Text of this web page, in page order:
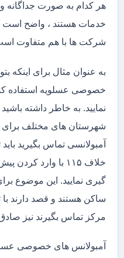
هر کدام به صورت جداگانه
خدمات هستند ، واضح است
شرکت ها با هم متفاوت
به عنوان مثال برای اینکه
خصوصی عسلویه استفاده
نمایید. به خاطر داشته باشید
شهرستان های مختلف برای
آمبولانسی تماس بگیرید
خلاف ۱۱۵ با وارد
گیری نمایید. این موضوع
مرکز تماس بگیرند نیز
آمبولانس های خصوصی